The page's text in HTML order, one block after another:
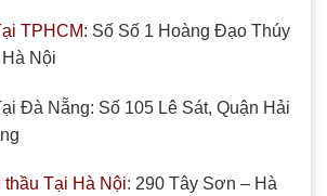
TPHCM: Số Số 1 Hoàng Đạo Thúy
Nội
Đà Nẵng: Số 105 Lê Sát, Quận Hải
thầu Tại Hà Nội: 290 Tây Sơn – Hà